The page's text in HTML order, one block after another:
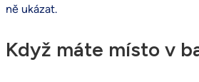
ně ukázat.
Když máte místo v